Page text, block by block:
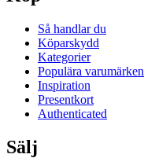
Så handlar du
Köparskydd
Kategorier
Populära varumärken
Inspiration
Presentkort
Authenticated
Sälj